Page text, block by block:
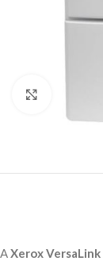
AXerox VersaLink